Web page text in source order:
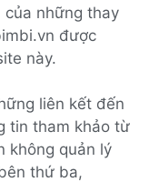
của những thay
được
này.
liên kết đến
tin tham khảo từ
không quản lý
thứ ba,